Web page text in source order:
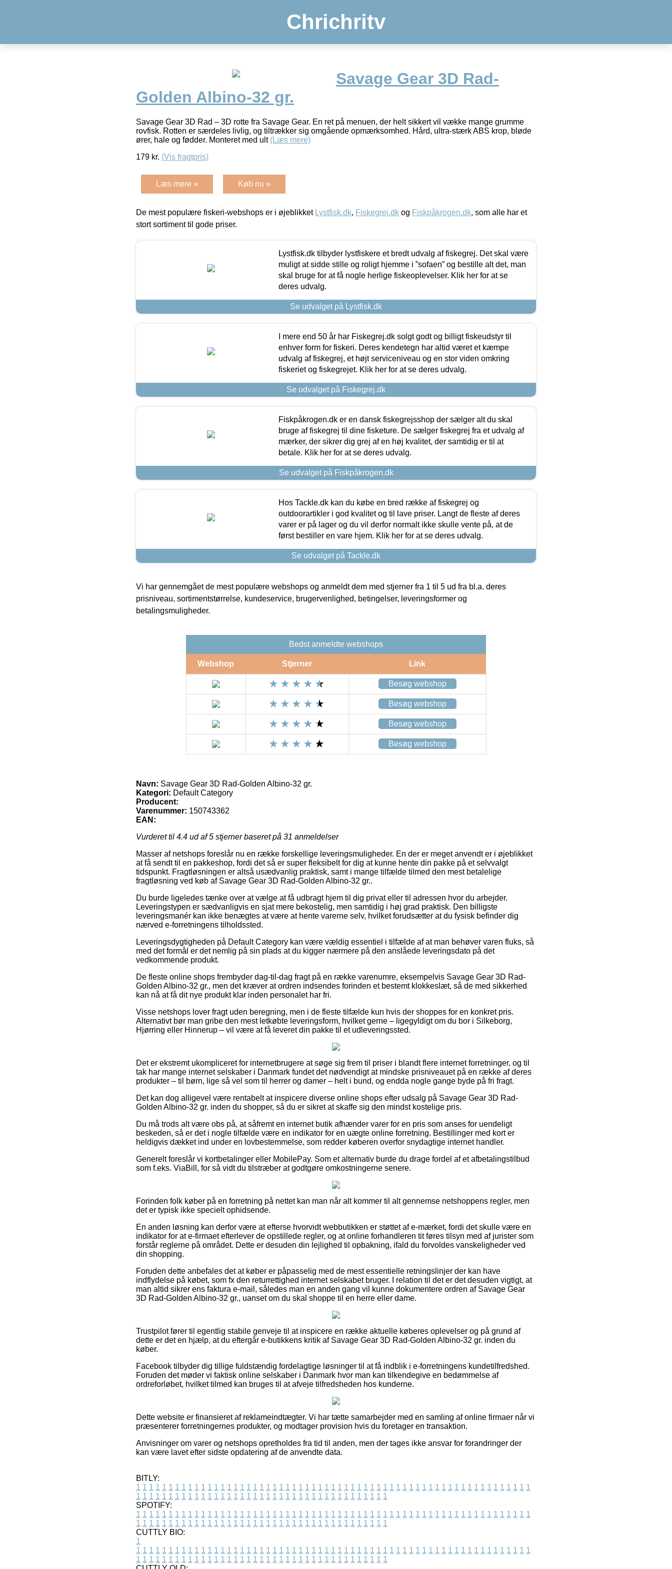
Chrichritv
Savage Gear 3D Rad-
Golden Albino-32 gr.
Savage Gear 3D Rad – 3D rotte fra Savage Gear. En ret på menuen, der helt sikkert vil vække mange grumme
rovfisk. Rotten er særdeles livlig, og tiltrækker sig omgående opmærksomhed. Hård, ultra-stærk ABS krop, bløde
ører, hale og fødder. Monteret med ult (Læs mere)
179 kr. (Vis fragtpris)
Læs mere » Køb nu »
De mest populære fiskeri-webshops er i øjeblikket Lystfisk.dk, Fiskegrej.dk og Fiskpåkrogen.dk, som alle har et
stort sortiment til gode priser.
Lystfisk.dk tilbyder lystfiskere et bredt udvalg af fiskegrej. Det skal være
muligt at sidde stille og roligt hjemme i ”sofaen” og bestille alt det, man
skal bruge for at få nogle herlige fiskeoplevelser. Klik her for at se
deres udvalg.
Se udvalget på Lystfisk.dk
I mere end 50 år har Fiskegrej.dk solgt godt og billigt fiskeudstyr til
enhver form for fiskeri. Deres kendetegn har altid været et kæmpe
udvalg af fiskegrej, et højt serviceniveau og en stor viden omkring
fiskeriet og fiskegrejet. Klik her for at se deres udvalg.
Se udvalget på Fiskegrej.dk
Fiskpåkrogen.dk er en dansk fiskegrejsshop der sælger alt du skal
bruge af fiskegrej til dine fisketure. De sælger fiskegrej fra et udvalg af
mærker, der sikrer dig grej af en høj kvalitet, der samtidig er til at
betale. Klik her for at se deres udvalg.
Se udvalget på Fiskpåkrogen.dk
Hos Tackle.dk kan du købe en bred række af fiskegrej og
outdoorartikler i god kvalitet og til lave priser. Langt de fleste af deres
varer er på lager og du vil derfor normalt ikke skulle vente på, at de
først bestiller en vare hjem. Klik her for at se deres udvalg.
Se udvalget på Tackle.dk
Vi har gennemgået de mest populære webshops og anmeldt dem med stjerner fra 1 til 5 ud fra bl.a. deres
prisniveau, sortimentstørrelse, kundeservice, brugervenlighed, betingelser, leveringsformer og
betalingsmuligheder.
Bedst anmeldte webshops
Webshop Stjerner Link
Besøg webshop
Besøg webshop
Besøg webshop
Besøg webshop
Navn: Savage Gear 3D Rad-Golden Albino-32 gr.
Kategori: Default Category
Producent:
Varenummer: 150743362
EAN:
Vurderet til 4.4 ud af 5 stjerner baseret på 31 anmeldelser
Masser af netshops foreslår nu en række forskellige leveringsmuligheder. En der er meget anvendt er i øjeblikket
at få sendt til en pakkeshop, fordi det så er super fleksibelt for dig at kunne hente din pakke på et selvvalgt
tidspunkt. Fragtløsningen er altså usædvanlig praktisk, samt i mange tilfælde tilmed den mest betalelige
fragtløsning ved køb af Savage Gear 3D Rad-Golden Albino-32 gr..
Du burde ligeledes tænke over at vælge at få udbragt hjem til dig privat eller til adressen hvor du arbejder.
Leveringstypen er sædvanligvis en sjat mere bekostelig, men samtidig i høj grad praktisk. Den billigste
leveringsmanér kan ikke benægtes at være at hente varerne selv, hvilket forudsætter at du fysisk befinder dig
nærved e-forretningens tilholdssted.
Leveringsdygtigheden på Default Category kan være vældig essentiel i tilfælde af at man behøver varen fluks, så
med det formål er det nemlig på sin plads at du kigger nærmere på den anslåede leveringsdato på det
vedkommende produkt.
De fleste online shops frembyder dag-til-dag fragt på en række varenumre, eksempelvis Savage Gear 3D Rad-
Golden Albino-32 gr., men det kræver at ordren indsendes forinden et bestemt klokkeslæt, så de med sikkerhed
kan nå at få dit nye produkt klar inden personalet har fri.
Visse netshops lover fragt uden beregning, men i de fleste tilfælde kun hvis der shoppes for en konkret pris.
Alternativt bør man gribe den mest letkøbte leveringsform, hvilket gerne – ligegyldigt om du bor i Silkeborg,
Hjørring eller Hinnerup – vil være at få leveret din pakke til et udleveringssted.
Det er ekstremt ukompliceret for internetbrugere at søge sig frem til priser i blandt flere internet forretninger, og til
tak har mange internet selskaber i Danmark fundet det nødvendigt at mindske prisniveauet på en række af deres
produkter – til børn, lige så vel som til herrer og damer – helt i bund, og endda nogle gange byde på fri fragt.
Det kan dog alligevel være rentabelt at inspicere diverse online shops efter udsalg på Savage Gear 3D Rad-
Golden Albino-32 gr. inden du shopper, så du er sikret at skaffe sig den mindst kostelige pris.
Du må trods alt være obs på, at såfremt en internet butik afhænder varer for en pris som anses for uendeligt
beskeden, så er det i nogle tilfælde være en indikator for en uægte online forretning. Bestillinger med kort er
heldigvis dækket ind under en lovbestemmelse, som redder køberen overfor snydagtige internet handler.
Generelt foreslår vi kortbetalinger eller MobilePay. Som et alternativ burde du drage fordel af et afbetalingstilbud
som f.eks. ViaBill, for så vidt du tilstræber at godtgøre omkostningerne senere.
Forinden folk køber på en forretning på nettet kan man når alt kommer til alt gennemse netshoppens regler, men
det er typisk ikke specielt ophidsende.
En anden løsning kan derfor være at efterse hvorvidt webbutikken er støttet af e-mærket, fordi det skulle være en
indikator for at e-firmaet efterlever de opstillede regler, og at online forhandleren tit føres tilsyn med af jurister som
forstår reglerne på området. Dette er desuden din lejlighed til opbakning, ifald du forvoldes vanskeligheder ved
din shopping.
Foruden dette anbefales det at køber er påpasselig med de mest essentielle retningslinjer der kan have
indflydelse på købet, som fx den returrettighed internet selskabet bruger. I relation til det er det desuden vigtigt, at
man altid sikrer ens faktura e-mail, således man en anden gang vil kunne dokumentere ordren af Savage Gear
3D Rad-Golden Albino-32 gr., uanset om du skal shoppe til en herre eller dame.
Trustpilot fører til egentlig stabile genveje til at inspicere en række aktuelle køberes oplevelser og på grund af
dette er det en hjælp, at du eftergår e-butikkens kritik af Savage Gear 3D Rad-Golden Albino-32 gr. inden du
køber.
Facebook tilbyder dig tillige fuldstændig fordelagtige løsninger til at få indblik i e-forretningens kundetilfredshed.
Foruden det møder vi faktisk online selskaber i Danmark hvor man kan tilkendegive en bedømmelse af
ordreforløbet, hvilket tilmed kan bruges til at afveje tilfredsheden hos kunderne.
Dette website er finansieret af reklameindtægter. Vi har tætte samarbejder med en samling af online firmaer når vi
præsenterer forretningernes produkter, og modtager provision hvis du foretager en transaktion.
Anvisninger om varer og netshops opretholdes fra tid til anden, men der tages ikke ansvar for forandringer der
kan være lavet efter sidste opdatering af de anvendte data.
BITLY:
1 1 1 1 1 1 1 1 1 1 1 1 1 1 1 1 1 1 1 1 1 1 1 1 1 1 1 1 1 1 1 1 1 1 1 1 1 1 1 1 1 1 1 1 1 1 1 1 1 1 1 1 1 1 1 1 1 1 1 1 1
1 1 1 1 1 1 1 1 1 1 1 1 1 1 1 1 1 1 1 1 1 1 1 1 1 1 1 1 1 1 1 1 1 1 1 1 1 1 1
SPOTIFY:
1 1 1 1 1 1 1 1 1 1 1 1 1 1 1 1 1 1 1 1 1 1 1 1 1 1 1 1 1 1 1 1 1 1 1 1 1 1 1 1 1 1 1 1 1 1 1 1 1 1 1 1 1 1 1 1 1 1 1 1 1
1 1 1 1 1 1 1 1 1 1 1 1 1 1 1 1 1 1 1 1 1 1 1 1 1 1 1 1 1 1 1 1 1 1 1 1 1 1 1
CUTTLY BIO:
1
1 1 1 1 1 1 1 1 1 1 1 1 1 1 1 1 1 1 1 1 1 1 1 1 1 1 1 1 1 1 1 1 1 1 1 1 1 1 1 1 1 1 1 1 1 1 1 1 1 1 1 1 1 1 1 1 1 1 1 1 1
1 1 1 1 1 1 1 1 1 1 1 1 1 1 1 1 1 1 1 1 1 1 1 1 1 1 1 1 1 1 1 1 1 1 1 1 1 1 1